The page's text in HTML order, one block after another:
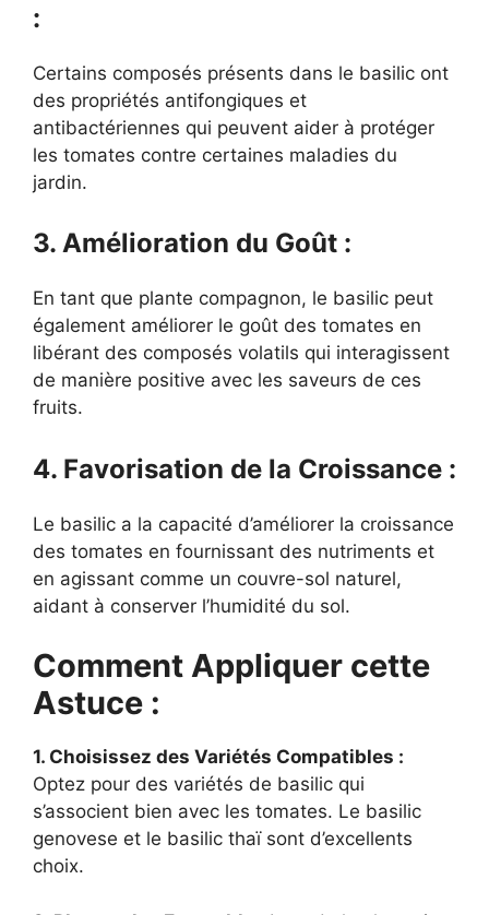
:
Certains composés présents dans le basilic ont
des propriétés antifongiques et
antibactériennes qui peuvent aider à protéger
les tomates contre certaines maladies du
jardin.
3. Amélioration du Goût :
En tant que plante compagnon, le basilic peut
également améliorer le goût des tomates en
libérant des composés volatils qui interagissent
de manière positive avec les saveurs de ces
fruits.
4. Favorisation de la Croissance :
Le basilic a la capacité d’améliorer la croissance
des tomates en fournissant des nutriments et
en agissant comme un couvre-sol naturel,
aidant à conserver l’humidité du sol.
Comment Appliquer cette
Astuce :
1. Choisissez des Variétés Compatibles :
Optez pour des variétés de basilic qui
s’associent bien avec les tomates. Le basilic
genovese et le basilic thaï sont d’excellents
choix.